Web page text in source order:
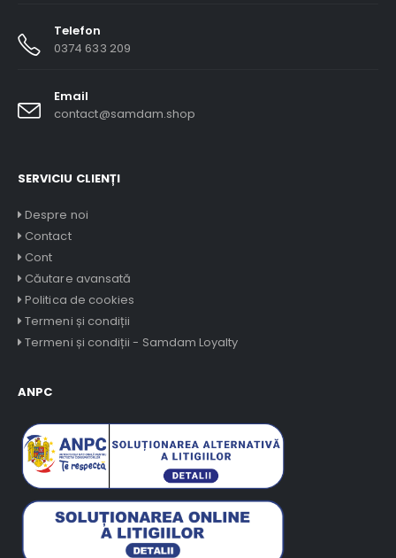
Telefon
0374 633 209
Email
contact@samdam.shop
SERVICIU CLIENȚI
Despre noi
Contact
Cont
Căutare avansată
Politica de cookies
Termeni și condiții
Termeni și condiții - Samdam Loyalty
ANPC